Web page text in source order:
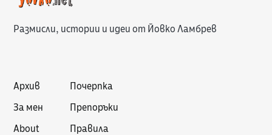
Размисли, истории и идеи от Йовко Ламбрев
Архив
За мен
About
Почерпка
Препоръки
Правила